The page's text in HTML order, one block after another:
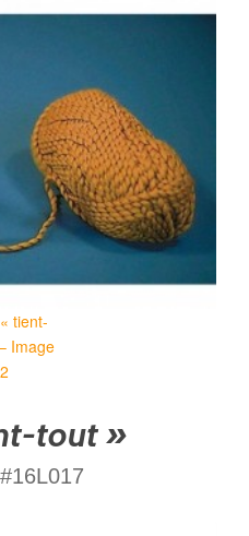
tout »